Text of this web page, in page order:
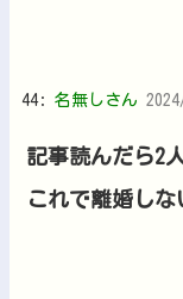
44: 名無しさん
記事読んだら2
これで離婚し